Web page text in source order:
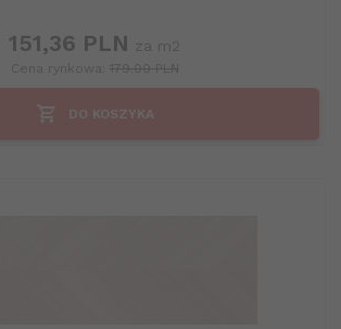
151,36 PLN za m2
Cena rynkowa: 179.00 PLN
DO KOSZYKA